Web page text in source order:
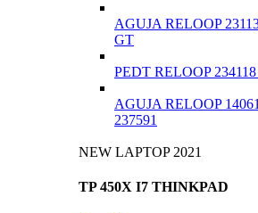
AGUJA RELOOP
GT
PEDT RELOOP
AGUJA RELOOP
237591
NEW LAPTOP 2021
TP 450X I7 THINKPAD